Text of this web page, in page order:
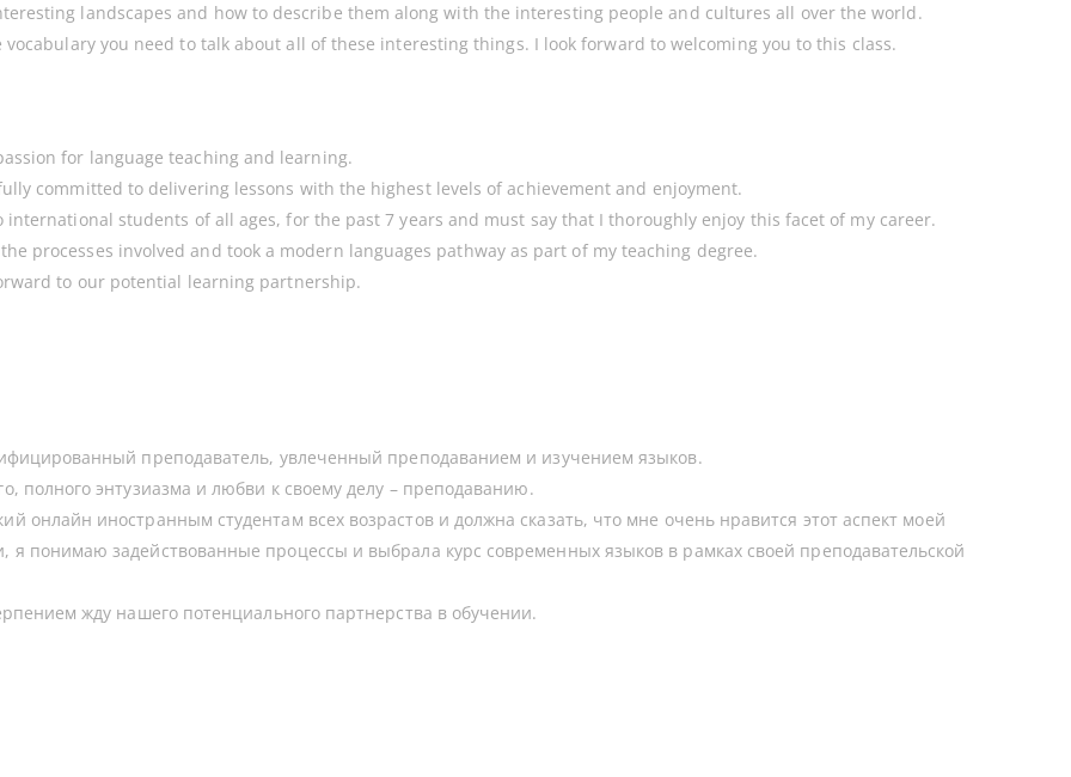
landscapes and how to describe them along with the interesting people and cultures all over the world.
you need to talk about all of these interesting things. I look forward to welcoming you to this class.
for language teaching and learning.
committed to delivering lessons with the highest levels of achievement and enjoyment.
students of all ages, for the past 7 years and must say that I thoroughly enjoy this facet of my career.
processes involved and took a modern languages pathway as part of my teaching degree.
to our potential learning partnership.
преподаватель, увлеченный преподаванием и изучением языков.
полного энтузиазма и любви к своему делу – преподаванию.
онлайн иностранным студентам всех возрастов и должна сказать, что мне очень нравится этот аспект моей
я понимаю задействованные процессы и выбрала курс современных языков в рамках своей преподавательской
жду нашего потенциального партнерства в обучении.